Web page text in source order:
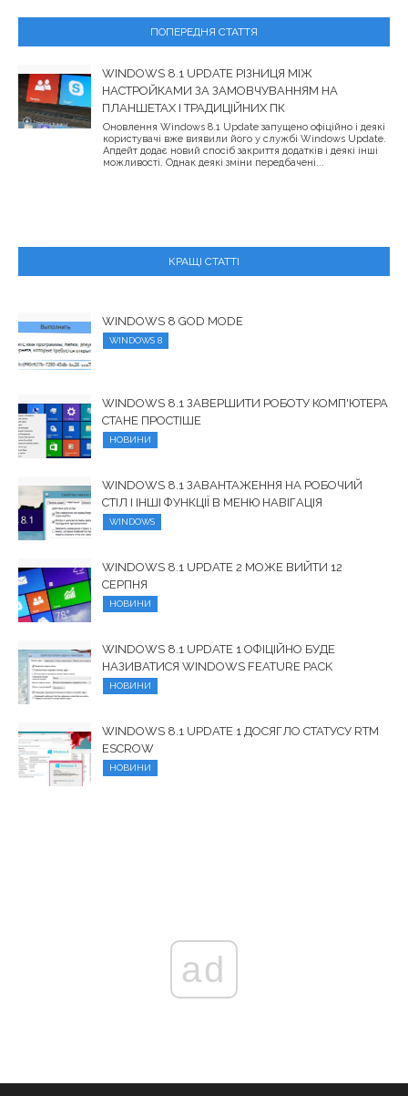
ПОПЕРЕДНЯ СТАТТЯ
WINDOWS 8.1 UPDATE РІЗНИЦЯ МІЖ
НАСТРОЙКАМИ ЗА ЗАМОВЧУВАННЯМ НА
ПЛАНШЕТАХ І ТРАДИЦІЙНИХ ПК
Оновлення Windows 8.1 Update запущено офіційно і деякі
користувачі вже виявили його у службі Windows Update.
Апдейт додає новий спосіб закриття додатків і деякі інші
можливості. Однак деякі зміни передбачені...
КРАЩІ СТАТТІ
WINDOWS 8 GOD MODE
WINDOWS 8
WINDOWS 8.1 ЗАВЕРШИТИ РОБОТУ КОМП'ЮТЕРА
СТАНЕ ПРОСТІШЕ
НОВИНИ
WINDOWS 8.1 ЗАВАНТАЖЕННЯ НА РОБОЧИЙ
СТІЛ І ІНШІ ФУНКЦІЇ В МЕНЮ НАВІГАЦІЯ
WINDOWS
WINDOWS 8.1 UPDATE 2 МОЖЕ ВИЙТИ 12
СЕРПНЯ
НОВИНИ
WINDOWS 8.1 UPDATE 1 ОФІЦІЙНО БУДЕ
НАЗИВАТИСЯ WINDOWS FEATURE PACK
НОВИНИ
WINDOWS 8.1 UPDATE 1 ДОСЯГЛО СТАТУСУ RTM
ESCROW
НОВИНИ
ad